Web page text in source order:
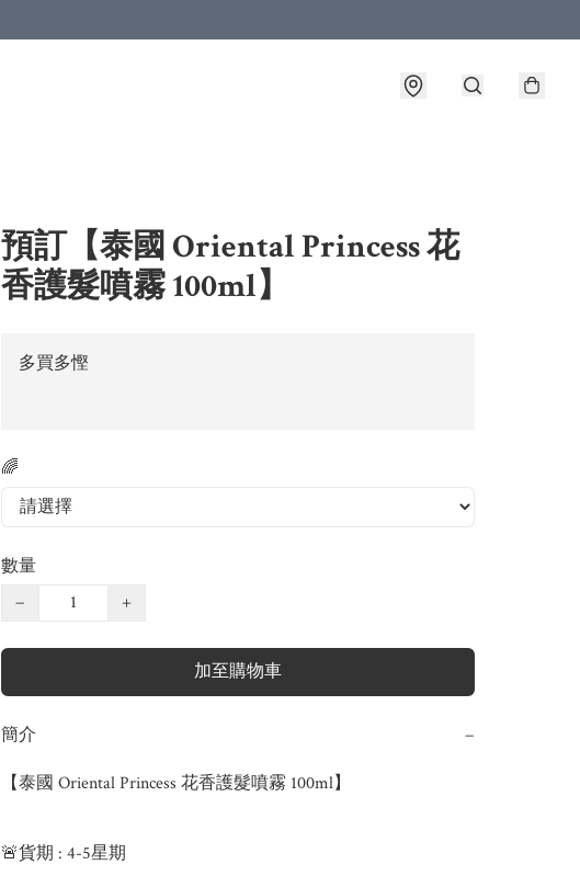
預訂【泰國 Oriental Princess 花
香護髮噴霧 100ml】
多買多慳
🌈
數量
−
+
加至購物車
簡介 −
【泰國 Oriental Princess 花香護髮噴霧 100ml】
🚨貨期 : 4-5星期